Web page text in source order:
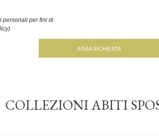
personali per fini di
COLLEZIONI ABITI